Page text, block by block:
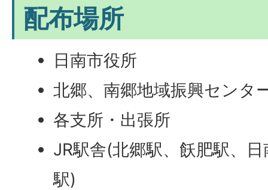
配布場所
日南市役所
北郷、南郷地域振興センタ
各支所・出張所
JR駅舎(北郷駅、飫肥駅、
駅)